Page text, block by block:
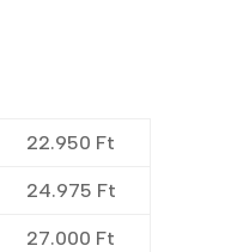
22.950 Ft
24.975 Ft
27.000 Ft